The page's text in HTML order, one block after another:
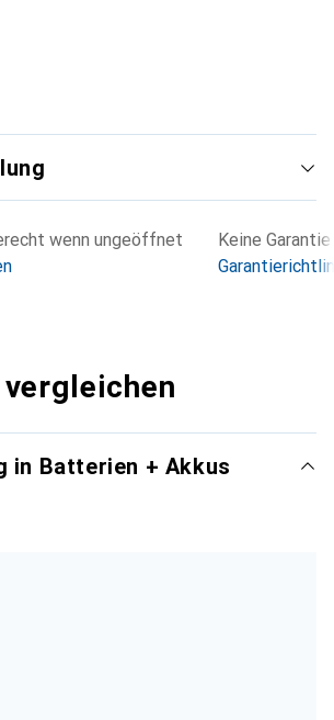
wenn ungeöffnet
Keine Garantie
in Batterien + Akkus